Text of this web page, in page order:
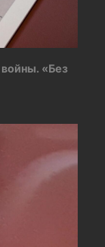
«Без